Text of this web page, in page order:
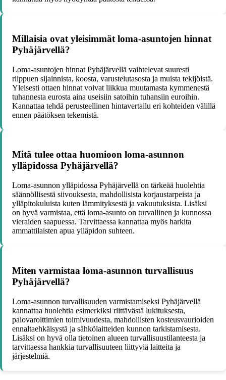
Millaisia ovat yleisimmät loma-asuntojen hinnat
Pyhäjärvellä?
Loma-asuntojen hinnat Pyhäjärvellä vaihtelevat suuresti
riippuen sijainnista, koosta, varustelutasosta ja muista tekijöistä.
Yleisesti ottaen hinnat voivat liikkua muutamasta kymmenestä
tuhannesta eurosta aina useisiin satoihin tuhansiin euroihin.
Kannattaa tehdä perusteellinen hintavertailu eri kohteiden välillä
ennen päätöksen tekemistä.
Mitä tulee ottaa huomioon loma-asunnon
ylläpidossa Pyhäjärvellä?
Loma-asunnon ylläpidossa Pyhäjärvellä on tärkeää huolehtia
säännöllisestä siivouksesta, mahdollisista korjaustarpeista ja
ylläpitokuluista kuten lämmityksestä ja vakuutuksista. Lisäksi
on hyvä varmistaa, että loma-asunto on turvallinen ja kunnossa
vieraiden saapuessa. Tarvittaessa kannattaa myös harkita
ammattilaisten apua ylläpidon suhteen.
Miten varmistaa loma-asunnon turvallisuus
Pyhäjärvellä?
Loma-asunnon turvallisuuden varmistamiseksi Pyhäjärvellä
kannattaa huolehtia esimerkiksi riittävästä lukituksesta,
palovaroittimien toimivuudesta, mahdollisten kosteusvaurioiden
ennaltaehkäisystä ja sähkölaitteiden kunnon tarkistamisesta.
Lisäksi on hyvä olla tietoinen alueen turvallisuustilanteesta ja
tarvittaessa hankkia turvallisuuteen liittyviä laitteita ja
järjestelmiä.